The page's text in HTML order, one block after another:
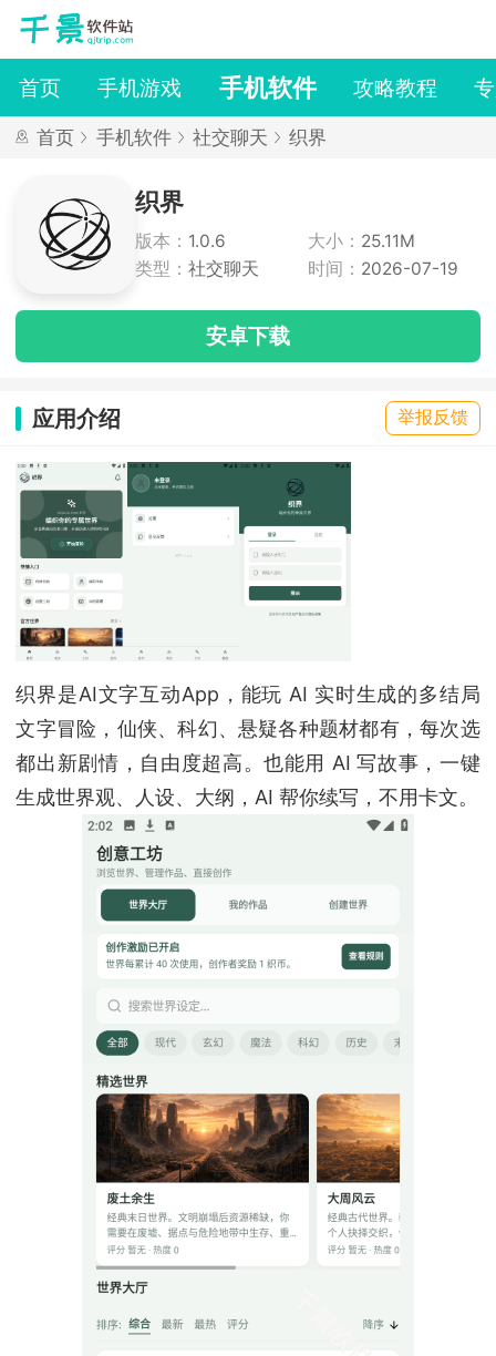
首页 手机游戏 手机软件 攻略教程
首页 手机软件 社交聊天 织界
织界
版本： 1.0.6 大小： 25.11M
类型： 社交聊天 时间： 2026-07-19
安卓下载
应用介绍 举报反馈
织界是AI文字互动App，能玩 AI 实时生成的多结局
文字冒险，仙侠、科幻、悬疑各种题材都有，每次选
都出新剧情，自由度超高。也能用 AI 写故事，一键
生成世界观、人设、大纲，AI 帮你续写，不用卡文。